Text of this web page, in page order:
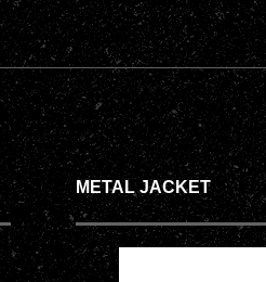
METAL JACKET